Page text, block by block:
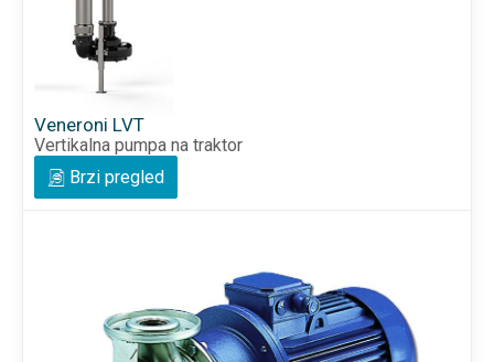
Veneroni LVT
Vertikalna pumpa na traktor
Brzi pregled